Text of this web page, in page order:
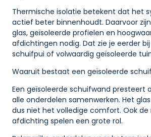
Thermische isolatie betekent dat het
actief beter binnenhoudt. Daarvoor
glas, geïsoleerde profielen en
afdichtingen nodig. Dat zie je eerder
schuifpui of volwaardig geïsoleerde
Waaruit bestaat een geïsoleerde
Een geïsoleerde schuifwand presteert
alle onderdelen samenwerken. Het
dus niet het volledige comfort. Ook de
afdichting spelen een grote rol.